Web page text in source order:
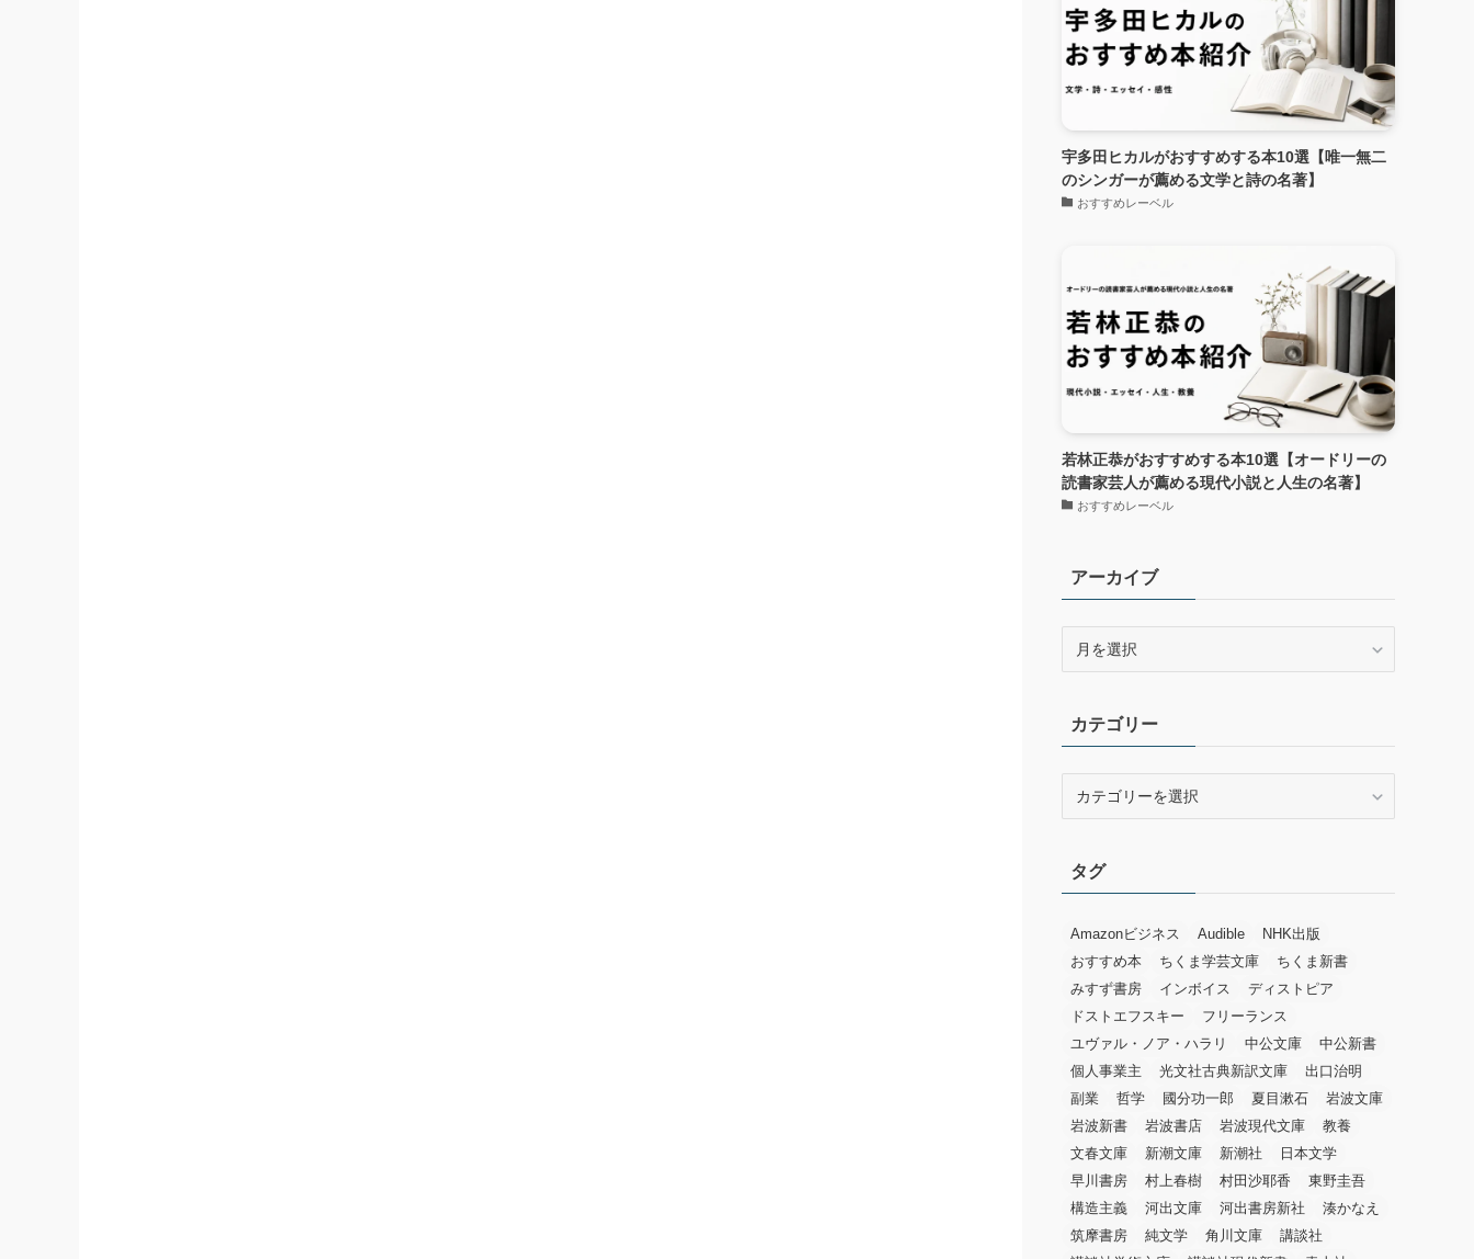
宇多田ヒカルがおすすめする本10選【唯一無二
のシンガーが薦める文学と詩の名著】
おすすめレーベル
若林正恭がおすすめする本10選【オードリーの
読書家芸人が薦める現代小説と人生の名著】
おすすめレーベル
アーカイブ
ブカテゴリー
ータグ
Amazonビジネス Audible
NHK出版
おすすめ本
ちくま学芸文庫
ちくま新書
みすず書房
インボイス
ディストピア
ドストエフスキー
フリーランス
ユヴァル・ノア・ハラリ
中公文庫
中公新書
個人事業主
光文社古典新訳文庫
出口治明
副業
哲学 國分功一郎 夏目漱石
岩波文庫
岩波新書
岩波書店 岩波現代文庫
教養
文春文庫
新潮文庫 新潮社
日本文学
早川書房
村上春樹 村田沙耶香
東野圭吾
構造主義
河出文庫 河出書房新社
湊かなえ
筑摩書房
純文学 角川文庫
講談社